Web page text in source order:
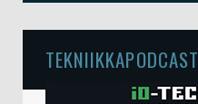
TEKNIIKKAPODCAST